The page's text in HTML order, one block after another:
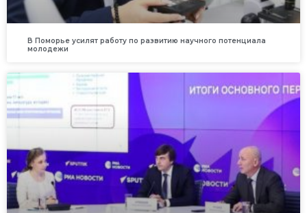
В Поморье усилят работу по развитию научного потенциала
молодежи